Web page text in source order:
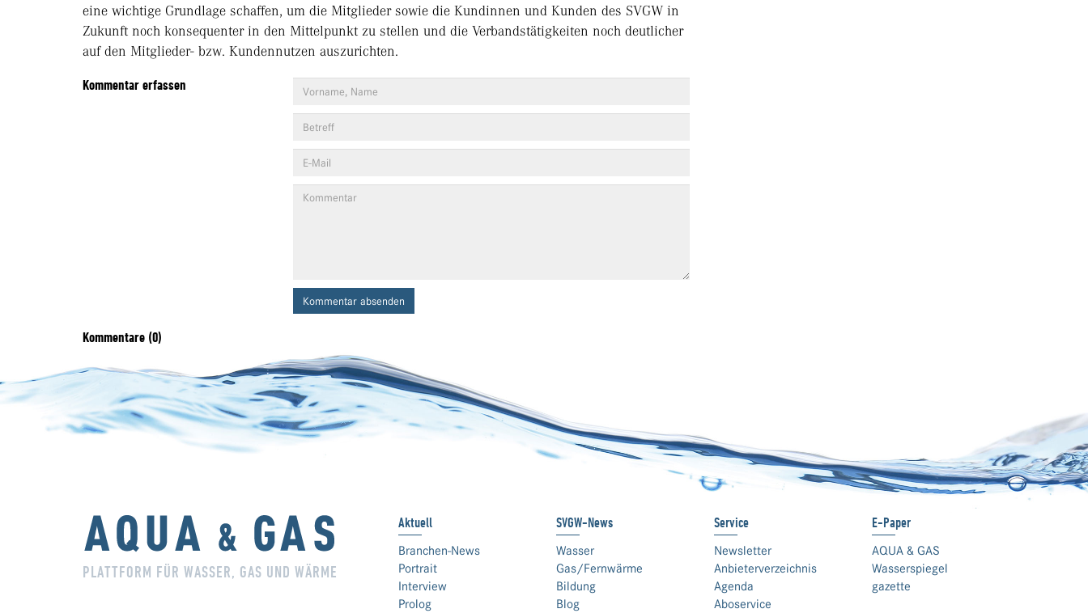
eine wichtige Grundlage schaffen, um die Mitglieder sowie die Kundinnen und Kunden des SVGW in
Zukunft noch konsequenter in den Mittelpunkt zu stellen und die Verbandstätigkeiten noch deutlicher
auf den Mitglieder- bzw. Kundennutzen auszurichten.
Kommentar erfassen
Kommentar absenden
Kommentare (0)
PLATTFORM FÜR WASSER, GAS UND WÄRME
Aktuell
Branchen-News
Portrait
Interview
Prolog
SVGW-News
Wasser
Gas/Fernwärme
Bildung
Blog
Service
Newsletter
Anbieterverzeichnis
Agenda
Aboservice
E-Paper
AQUA & GAS
Wasserspiegel
gazette